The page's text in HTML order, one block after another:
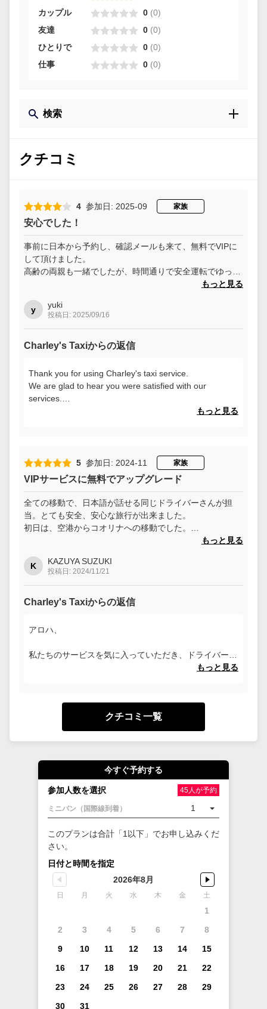
カップル
0 (0)
友達
0 (0)
ひとりで
0 (0)
仕事
0 (0)
検索
クチコミ
4 参加日: 2025-09 家族
安心でした！
事前に日本から予約し、確認メールも来て、無料でVIPに
して頂けました。
高齢の両親も一緒でしたが、時間通りで安全運転でゆった
もっと見る
y yuki
投稿日: 2025/09/16
Charley's Taxiからの返信
Thank you for using Charley's taxi service.
We are glad to hear you were satisfied with our
services.
もっと見る
5 参加日: 2024-11 家族
VIPサービスに無料でアップグレード
全ての移動で、日本語が話せる同じドライバーさんが担
当。とても安全、安心な旅行が出来ました。
初日は、空港からコオリナへの移動でした。
コロナ前にはあったコオリナ内の循環シャトルサービスが
の買い物まで同行してもらいました。至れり尽くせりで
す。
もっと見る
K KAZUYA SUZUKI
投稿日: 2024/11/21
Charley's Taxiからの返信
アロハ、
私たちのサービスを気に入っていただき、ドライバーと
一緒にいることを楽しんでいただけたことを大変うれし
チャーリーのタクシー
もっと見る
クチコミ一覧
今すぐ予約する
45人が予約
参加人数を選択
ミニバン（国際線到着） 1
このプランは合計「1以下」でお申し込みくだ
さい。
日付と時間を指定
2026年8月
日 月 火 水 木 金 土
1
2
3 4 5 6 7
8
9
10 11 12 13 14
15
16
17 18 19 20 21
22
23
24 25 26 27 28
29
30
31